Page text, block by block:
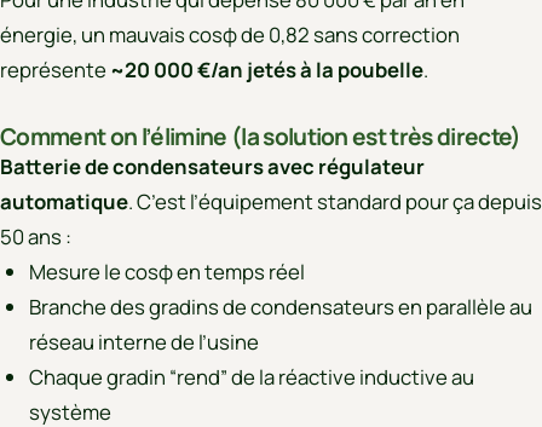
énergie, un mauvais cosφ de 0,82 sans correction
représente ~20 000 €/an jetés à la poubelle.
Comment on l’élimine (la solution est très directe)
Batterie de condensateurs avec régulateur
automatique. C’est l’équipement standard pour ça depuis
50 ans :
Mesure le cosφ en temps réel
Branche des gradins de condensateurs en parallèle au
réseau interne de l’usine
Chaque gradin “rend” de la réactive inductive au
système